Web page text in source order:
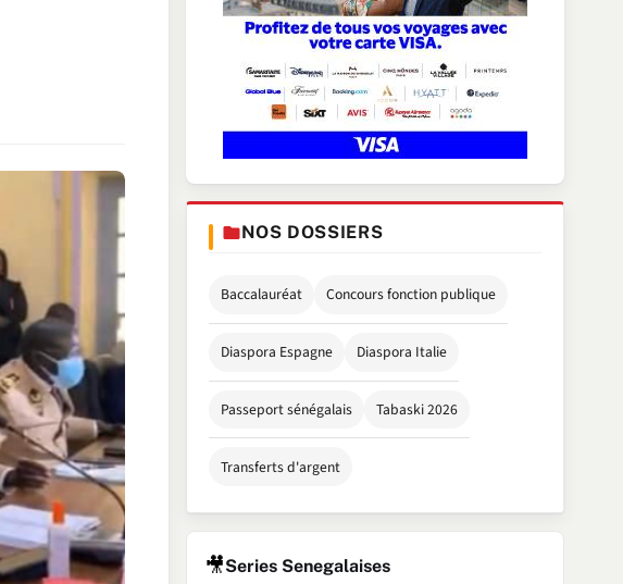
NOS DOSSIERS
Baccalauréat Concours fonction publique
Diaspora Espagne Diaspora Italie
Passeport sénégalais Tabaski 2026
Transferts d'argent
🎥Series Senegalaises